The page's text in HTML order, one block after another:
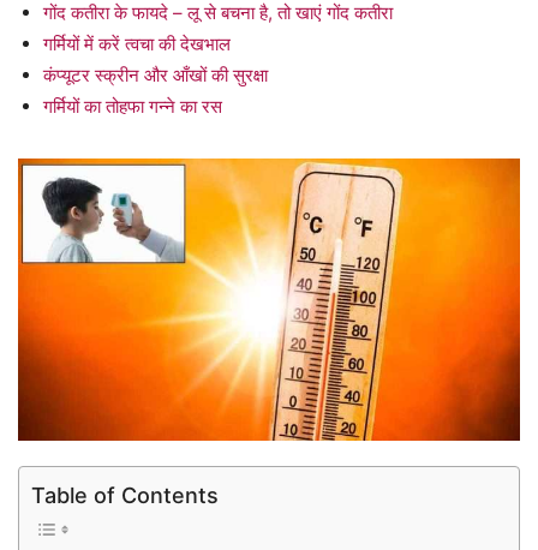
गोंद कतीरा के फायदे – लू से बचना है, तो खाएं गोंद कतीरा
गर्मियों में करें त्वचा की देखभाल
कंप्यूटर स्क्रीन और आँखों की सुरक्षा
गर्मियों का तोहफा गन्ने का रस
Table of Contents